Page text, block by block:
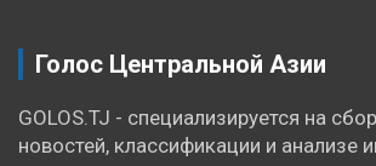
Голос Центральной Азии
GOLOS.TJ - специализируется на
новостей, классификации и анализе